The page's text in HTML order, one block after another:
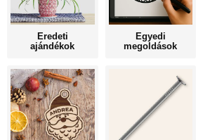
Eredeti
ajándékok
Egyedi
megoldások